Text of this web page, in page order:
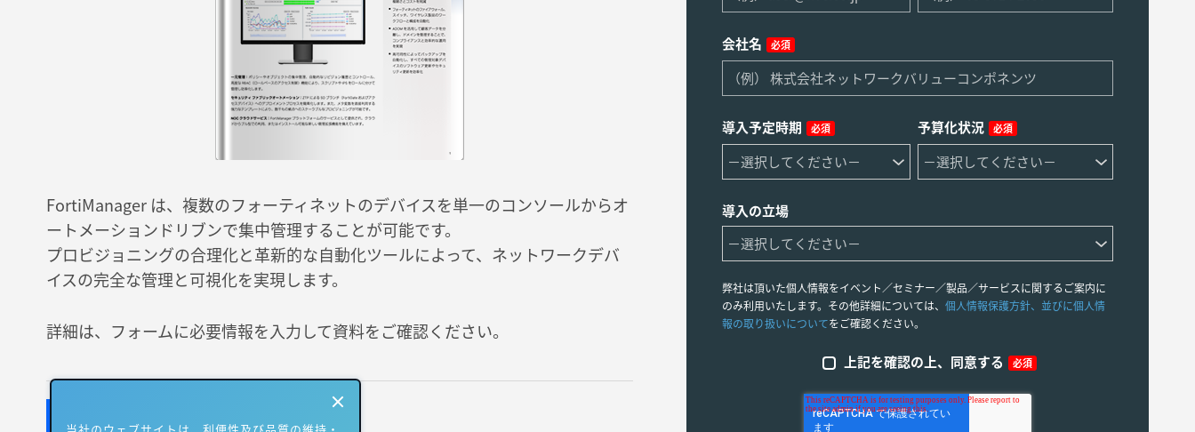
FortiManager は、複数のフォーティネットのデバイスを単一のコンソールからオ
ートメーションドリブンで集中管理することが可能です。
プロビジョニングの合理化と革新的な自動化ツールによって、ネットワークデバ
イスの完全な管理と可視化を実現します。
詳細は、フォームに必要情報を入力して資料をご確認ください。
会社名 必須
導入予定時期 必須 予算化状況 必須
導入の立場
弊社は頂いた個人情報をイベント／セミナー／製品／サービスに関するご案内に
のみ利用いたします。その他詳細については、 個人情報保護方針、並びに個人情
報の取り扱いについてをご確認ください。
上記を確認の上、同意する 必須